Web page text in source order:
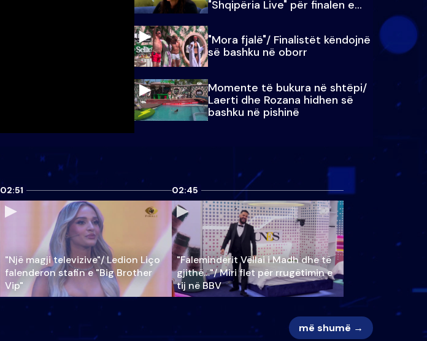
"Shqipëria Live" për finalen e
madhe
"Mora fjalë"/ Finalistët këndojnë
së bashku në oborr
Momente të bukura në shtëpi/
Laerti dhe Rozana hidhen së
bashku në pishinë
02:51
"Një magji televizive"/ Ledion Liço
falenderon stafin e "Big Brother
Vip"
02:45
"Faleminderit Vëllai i Madh dhe të
gjithë…"/ Miri flet për rrugëtimin e
tij në BBV
më shumë →